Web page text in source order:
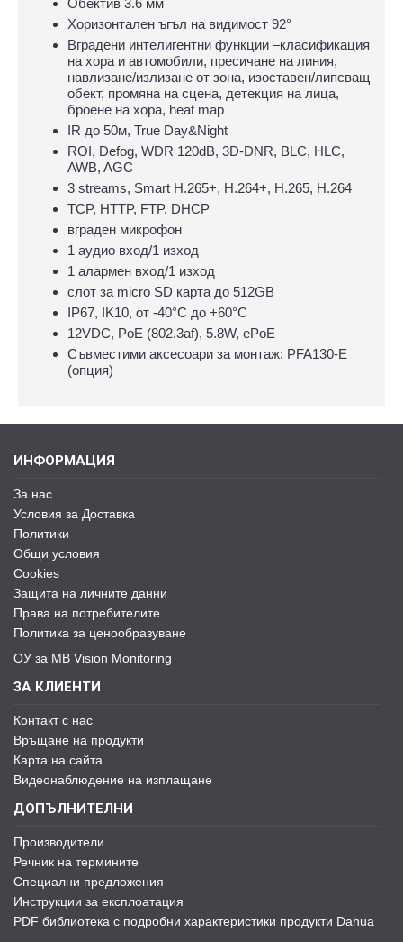
Обектив 3.6 мм
Хоризонтален ъгъл на видимост 92°
Вградени интелигентни функции –класификация
на хора и автомобили, пресичане на линия,
навлизане/излизане от зона, изоставен/липсващ
обект, промяна на сцена, детекция на лица,
броене на хора, heat map
IR до 50м, True Day&Night
ROI, Defog, WDR 120dB, 3D-DNR, BLC, HLC,
AWB, AGC
3 streams, Smart H.265+, H.264+, H.265, H.264
TCP, HTTP, FTP, DHCP
вграден микрофон
1 аудио вход/1 изход
1 алармен вход/1 изход
слот за micro SD карта до 512GB
IP67, IK10, oт -40°С до +60°С
12VDC, PoE (802.3af), 5.8W, ePoE
Съвместими аксесоари за монтаж: PFA130-E
(опция)
ИНФОРМАЦИЯ
За нас
Условия за Доставка
Политики
Общи условия
Cookies
Защита на личните данни
Права на потребителите
Политика за ценообразуване
ОУ за MB Vision Monitoring
ЗА КЛИЕНТИ
Контакт с нас
Връщане на продукти
Карта на сайта
Видеонаблюдение на изплащане
ДОПЪЛНИТЕЛНИ
Производители
Речник на термините
Специални предложения
Инструкции за експлоатация
PDF библиотека с подробни характеристики продукти Dahua